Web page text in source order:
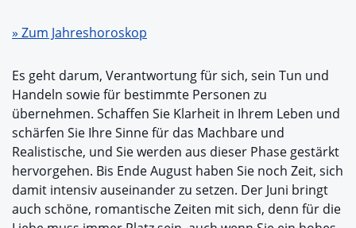
» Zum Jahreshoroskop
Es geht darum, Verantwortung für sich, sein Tun und
Handeln sowie für bestimmte Personen zu
übernehmen. Schaffen Sie Klarheit in Ihrem Leben und
schärfen Sie Ihre Sinne für das Machbare und
Realistische, und Sie werden aus dieser Phase gestärkt
hervorgehen. Bis Ende August haben Sie noch Zeit, sich
damit intensiv auseinander zu setzen. Der Juni bringt
auch schöne, romantische Zeiten mit sich, denn für die